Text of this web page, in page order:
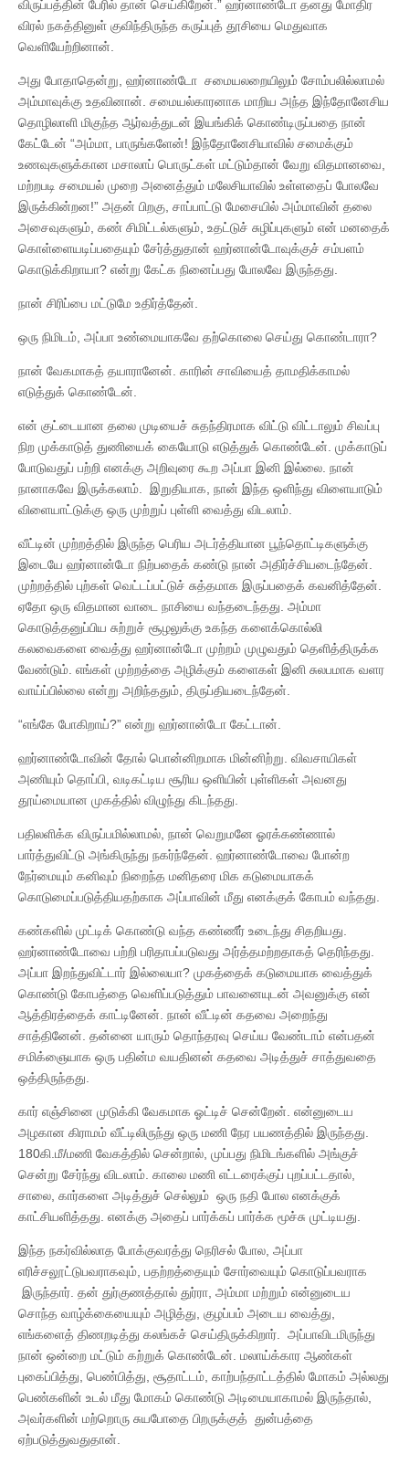
விருப்பத்தின் பேரில் தான் செய்கிறேன்.” ஹர்னாண்டோ தனது மோதிர
விரல் நகத்தினுள் குவிந்திருந்த கருப்புத் தூசியை மெதுவாக
வெளியேற்றினான்.
அது போதாதென்று, ஹர்னாண்டோ சமையலறையிலும் சோம்பலில்லாமல்
அம்மாவுக்கு உதவினான். சமையல்காரனாக மாறிய அந்த இந்தோனேசிய
தொழிலாளி மிகுந்த ஆர்வத்துடன் இயங்கிக் கொண்டிருப்பதை நான்
கேட்டேன் “அம்மா, பாருங்களேன்! இந்தோனேசியாவில் சமைக்கும்
உணவுகளுக்கான மசாலாப் பொருட்கள் மட்டும்தான் வேறு விதமானவை,
மற்றபடி சமையல் முறை அனைத்தும் மலேசியாவில் உள்ளதைப் போலவே
இருக்கின்றன!” அதன் பிறகு, சாப்பாட்டு மேசையில் அம்மாவின் தலை
அசைவுகளும், கண் சிமிட்டல்களும், உதட்டுச் சுழிப்புகளும் என் மனதைக்
கொள்ளையடிப்பதையும் சேர்த்துதான் ஹர்னான்டோவுக்குச் சம்பளம்
கொடுக்கிறாயா? என்று கேட்க நினைப்பது போலவே இருந்தது.
நான் சிரிப்பை மட்டுமே உதிர்த்தேன்.
ஒரு நிமிடம், அப்பா உண்மையாகவே தற்கொலை செய்து கொண்டாரா?
நான் வேகமாகத் தயாரானேன். காரின் சாவியைத் தாமதிக்காமல்
எடுத்துக் கொண்டேன்.
என் குட்டையான தலை முடியைச் சுதந்திரமாக விட்டு விட்டாலும் சிவப்பு
நிற முக்காடுத் துணியைக் கையோடு எடுத்துக் கொண்டேன். முக்காடுப்
போடுவதுப் பற்றி எனக்கு அறிவுரை கூற அப்பா இனி இல்லை. நான்
நானாகவே இருக்கலாம். இறுதியாக, நான் இந்த ஒளிந்து விளையாடும்
விளையாட்டுக்கு ஒரு முற்றுப் புள்ளி வைத்து விடலாம்.
வீட்டின் முற்றத்தில் இருந்த பெரிய அடர்த்தியான பூந்தொட்டிகளுக்கு
இடையே ஹர்னான்டோ நிற்பதைக் கண்டு நான் அதிர்ச்சியடைந்தேன்.
முற்றத்தில் புற்கள் வெட்டப்பட்டுச் சுத்தமாக இருப்பதைக் கவனித்தேன்.
ஏதோ ஒரு விதமான வாடை நாசியை வந்தடைந்தது. அம்மா
கொடுத்தனுப்பிய சுற்றுச் சூழலுக்கு உகந்த களைக்கொல்லி
கலவைகளை வைத்து ஹர்னான்டோ முற்றம் முழுவதும் தெளித்திருக்க
வேண்டும். எங்கள் முற்றத்தை அழிக்கும் களைகள் இனி சுலபமாக வளர
வாய்ப்பில்லை என்று அறிந்ததும், திருப்தியடைந்தேன்.
“எங்கே போகிறாய்?” என்று ஹர்னான்டோ கேட்டான்.
ஹர்னாண்டோவின் தோல் பொன்னிறமாக மின்னிற்று. விவசாயிகள்
அணியும் தொப்பி, வடிகட்டிய சூரிய ஒளியின் புள்ளிகள் அவனது
தூய்மையான முகத்தில் விழுந்து கிடந்தது.
பதிலளிக்க விருப்பமில்லாமல், நான் வெறுமனே ஓரக்கண்ணால்
பார்த்துவிட்டு அங்கிருந்து நகர்ந்தேன். ஹர்னாண்டோவை போன்ற
நேர்மையும் கனிவும் நிறைந்த மனிதரை மிக கடுமையாகக்
கொடுமைப்படுத்தியதற்காக அப்பாவின் மீது எனக்குக் கோபம் வந்தது.
கண்களில் முட்டிக் கொண்டு வந்த கண்ணீர் உடைந்து சிதறியது.
ஹர்னாண்டோவை பற்றி பரிதாபப்படுவது அர்த்தமற்றதாகத் தெரிந்தது.
அப்பா இறந்துவிட்டார் இல்லையா? முகத்தைக் கடுமையாக வைத்துக்
கொண்டு கோபத்தை வெளிப்படுத்தும் பாவனையுடன் அவனுக்கு என்
ஆத்திரத்தைக் காட்டினேன். நான் வீட்டின் கதவை அறைந்து
சாத்தினேன். தன்னை யாரும் தொந்தரவு செய்ய வேண்டாம் என்பதன்
சமிக்ஞையாக ஒரு பதின்ம வயதினன் கதவை அடித்துச் சாத்துவதை
ஒத்திருந்தது.
கார் எஞ்சினை முடுக்கி வேகமாக ஓட்டிச் சென்றேன். என்னுடைய
அழகான கிராமம் வீட்டிலிருந்து ஒரு மணி நேர பயணத்தில் இருந்தது.
180கி.மீ/மணி வேகத்தில் சென்றால், முப்பது நிமிடங்களில் அங்குச்
சென்று சேர்ந்து விடலாம். காலை மணி எட்டரைக்குப் புறப்பட்டதால்,
சாலை, கார்களை அடித்துச் செல்லும் ஒரு நதி போல எனக்குக்
காட்சியளித்தது. எனக்கு அதைப் பார்க்கப் பார்க்க மூச்சு முட்டியது.
இந்த நகர்வில்லாத போக்குவரத்து நெரிசல் போல, அப்பா
எரிச்சலூட்டுபவராகவும், பதற்றத்தையும் சோர்வையும் கொடுப்பவராக
இருந்தார். தன் துர்குணத்தால் துர்ரா, அம்மா மற்றும் என்னுடைய
சொந்த வாழ்க்கையையும் அழித்து, குழப்பம் அடைய வைத்து,
எங்களைத் திணறடித்து கலங்கச் செய்திருக்கிறார். அப்பாவிடமிருந்து
நான் ஒன்றை மட்டும் கற்றுக் கொண்டேன். மலாய்க்கார ஆண்கள்
புகைப்பித்து, பெண்பித்து, சூதாட்டம், காற்பந்தாட்டத்தில் மோகம் அல்லது
பெண்களின் உடல் மீது மோகம் கொண்டு அடிமையாகாமல் இருந்தால்,
அவர்களின் மற்றொரு சுயபோதை பிறருக்குத் துன்பத்தை
ஏற்படுத்துவதுதான்.